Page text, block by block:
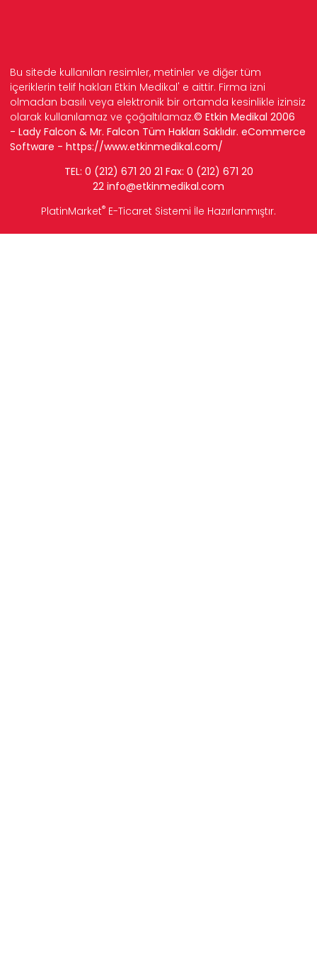
Bu sitede kullanılan resimler, metinler ve diğer tüm
içeriklerin telif hakları Etkin Medikal' e aittir. Firma izni
olmadan basılı veya elektronik bir ortamda kesinlikle izinsiz
olarak kullanılamaz ve çoğaltılamaz.© Etkin Medikal 2006
- Lady Falcon & Mr. Falcon Tüm Hakları Saklıdır. eCommerce
Software - https://www.etkinmedikal.com/
TEL: 0 (212) 671 20 21 Fax: 0 (212) 671 20
22 info@etkinmedikal.com
PlatinMarket® E-Ticaret Sistemi İle Hazırlanmıştır.